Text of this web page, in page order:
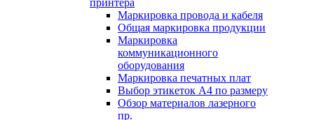
принтера
Маркировка провода и кабеля
Общая маркировка продукции
Маркировка
коммуникационного
оборудования
Маркировка печатных плат
Выбор этикеток А4 по размеру
Обзор материалов лазерного
пр.